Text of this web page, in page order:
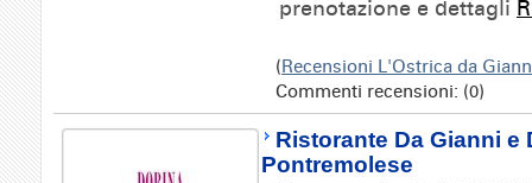
prenotazione e dettagli
(Recensioni L'Ostrica da
Commenti recensioni: (0)
Ristorante Da Gianni e
Pontremolese